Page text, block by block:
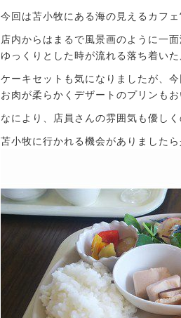
今回は苫小牧にある海の見えるカフ
店内からはまるで風景画のように一面
ゆっくりとした時が流れる落ち着い
ケーキセットも気になりましたが、
お肉が柔らかくデザートのプリンもお
なにより、店員さんの雰囲気も優し
苫小牧に行かれる機会がありました